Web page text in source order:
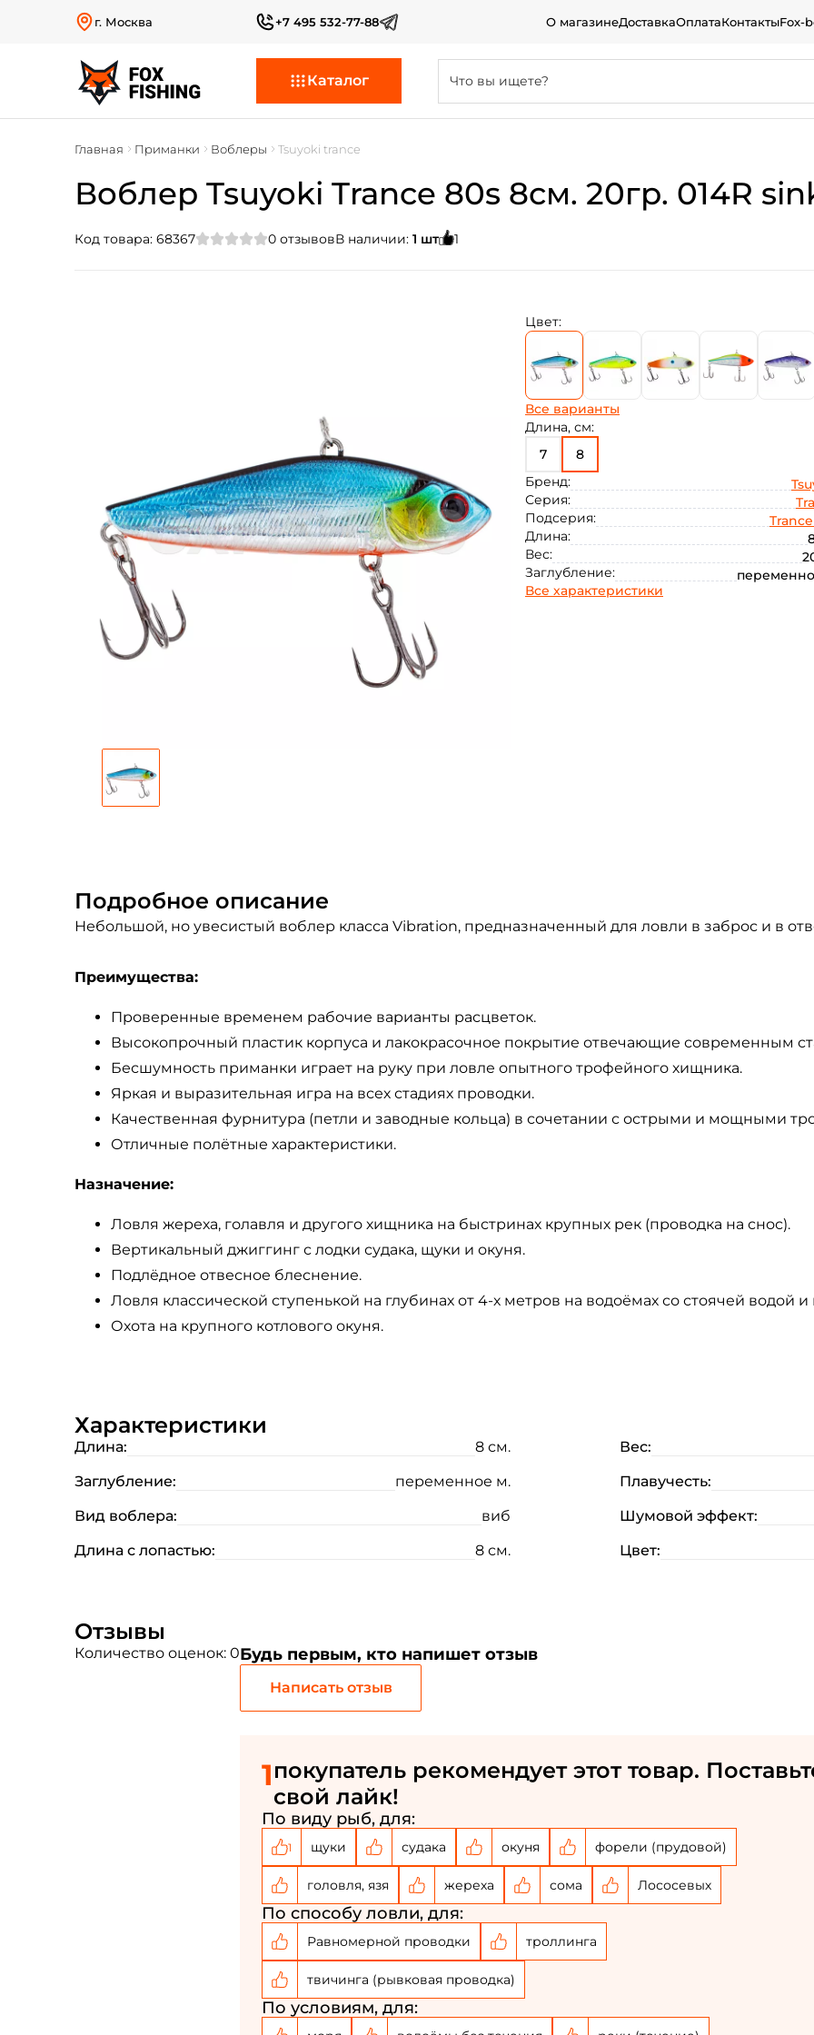
г. Москва +7 495 532-77-88 О магазинеДоставкаОплатаКонтактыFox-
Каталог
Главная Приманки Воблеры Tsuyoki trance
Воблер Tsuyoki Trance 80s 8см. 20гр. 014R
Код товара: 68367 0 отзывовВ наличии: 1 шт 1
Цвет:
Все варианты
Длина, см:
7
8
Бренд:
Серия:
Подсерия:
Длина:
Вес:
Заглубление:
Все характеристики
Подробное описание
Небольшой, но увесистый воблер класса Vibration, предназначенный для ловли в заброс и в
Преимущества:
Проверенные временем рабочие варианты расцветок.
Высокопрочный пластик корпуса и лакокрасочное покрытие отвечающие современным
Бесшумность приманки играет на руку при ловле опытного трофейного хищника.
Яркая и выразительная игра на всех стадиях проводки.
Качественная фурнитура (петли и заводные кольца) в сочетании с острыми и мощными
Отличные полётные характеристики.
Назначение:
Ловля жереха, голавля и другого хищника на быстринах крупных рек (проводка на снос).
Вертикальный джиггинг с лодки судака, щуки и окуня.
Подлёдное отвесное блеснение.
Ловля классической ступенькой на глубинах от 4-х метров на водоёмах со стоячей водой
Охота на крупного котлового окуня.
Характеристики
Длина: 8 см.
Вес:
Заглубление:
переменное м.
Плавучесть:
Вид воблера:
виб
Шумовой эффект:
Длина с лопастью:
8 см. Цвет:
Отзывы
Количество оценок: 0Будь первым, кто напишет отзыв
Написать отзыв
1покупатель рекомендует этот товар.
свой лайк!
По виду рыб, для:
1 щуки судака окуня форели (прудовой)
головля, язя жереха сома Лососевых
По способу ловли, для:
Равномерной проводки троллинга
твичинга (рывковая проводка)
По условиям, для:
Номер телефона: *
Придумайте пароль: *
Повторите пароль: *
Заполняя данную форму вы соглашаетесь на
обработкуперсональных данных